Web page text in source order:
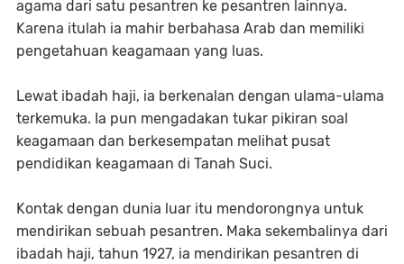
agama dari satu pesantren ke pesantren lainnya.
Karena itulah ia mahir berbahasa Arab dan memiliki
pengetahuan keagamaan yang luas.
Lewat ibadah haji, ia berkenalan dengan ulama-ulama
terkemuka. Ia pun mengadakan tukar pikiran soal
keagamaan dan berkesempatan melihat pusat
pendidikan keagamaan di Tanah Suci.
Kontak dengan dunia luar itu mendorongnya untuk
mendirikan sebuah pesantren. Maka sekembalinya dari
ibadah haji, tahun 1927, ia mendirikan pesantren di